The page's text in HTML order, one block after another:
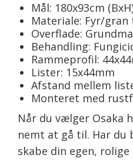
Mål: 180x93cm
Materiale: Fyr/
Overflade:
Behandling:
Rammeprofil:
Lister: 15x44mm
Afstand mellem
Monteret med
Når du vælger Osaka
nemt at gå til. Har du
skabe din egen, rolige